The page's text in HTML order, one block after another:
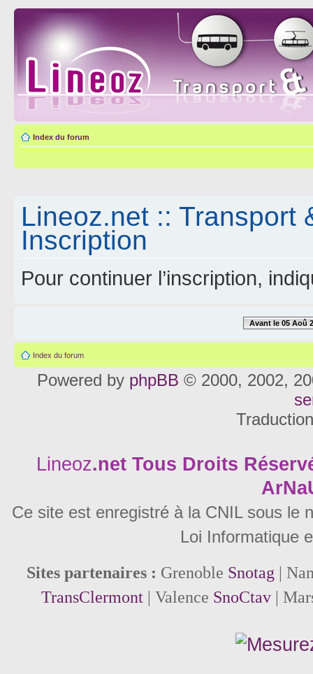
Index du forum
Lineoz.net :: Transport
Inscription
Pour continuer l’inscription,
Avant le 05 Aoû
Index du forum
Powered by phpBB © 2000, 2002,
Lineoz.net Tous Droits
Ce site est enregistré à la CNIL sous le
Loi Informatique
Sites partenaires : Grenoble Snotag |
TransClermont| Valence SnoCtav|